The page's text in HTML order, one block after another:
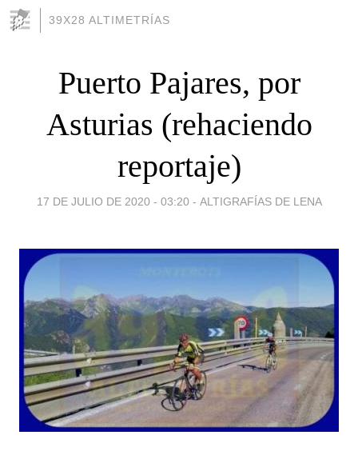
39X28 ALTIMETRÍAS
Puerto Pajares, por
Asturias (rehaciendo
reportaje)
17 DE JULIO DE 2020 - 03:20 - ALTIGRAFÍAS DE LENA